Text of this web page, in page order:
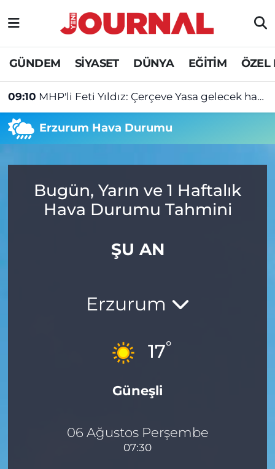
GÜNDEM SİYASET DÜNYA EĞİTİM ÖZEL
09:10 MHP'li Feti Yıldız: Çerçeve Yasa gelecek hafta 430'un üzerinde oyla kabul edilebilir
Erzurum Hava Durumu
Bugün, Yarın ve 1 Haftalık
Hava Durumu Tahmini
ŞU AN
Erzurum
17°
Güneşli
06 Ağustos Perşembe
07:30
GÜNDEM
SİYASET
SAĞLIK
DÜNYA
ÖZEL HABER
Nöbetçi Eczaneler
Hava Durumu
Trafik Durumu
Süper Lig Puan Durumu ve Fikstür
Son Dakika Haberleri